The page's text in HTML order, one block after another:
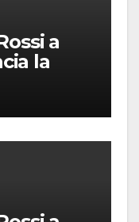
a
la